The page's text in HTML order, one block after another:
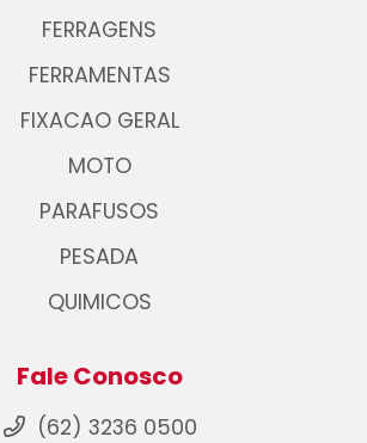
FERRAGENS
FERRAMENTAS
FIXACAO GERAL
MOTO
PARAFUSOS
PESADA
QUIMICOS
Fale Conosco
(62) 3236 0500